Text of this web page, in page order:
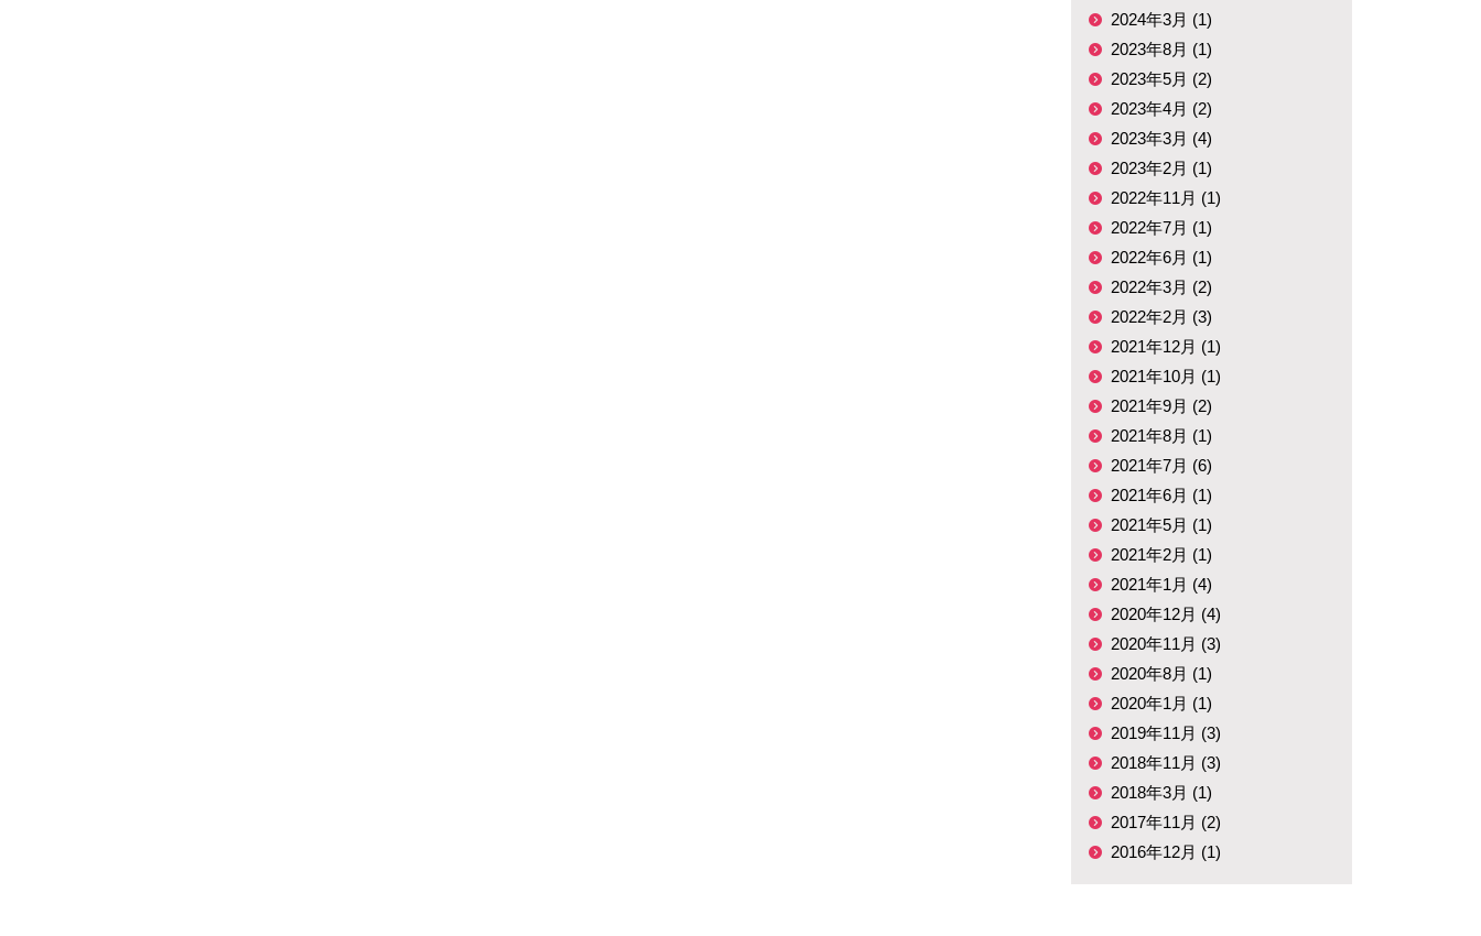
2024年3月 (1)
2023年8月 (1)
2023年5月 (2)
2023年4月 (2)
2023年3月 (4)
2023年2月 (1)
2022年11月 (1)
2022年7月 (1)
2022年6月 (1)
2022年3月 (2)
2022年2月 (3)
2021年12月 (1)
2021年10月 (1)
2021年9月 (2)
2021年8月 (1)
2021年7月 (6)
2021年6月 (1)
2021年5月 (1)
2021年2月 (1)
2021年1月 (4)
2020年12月 (4)
2020年11月 (3)
2020年8月 (1)
2020年1月 (1)
2019年11月 (3)
2018年11月 (3)
2018年3月 (1)
2017年11月 (2)
2016年12月 (1)